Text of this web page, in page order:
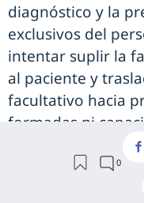
diagnóstico y la
exclusivos del
intentar suplir la
al paciente y
facultativo hacia
formadas ni
Evidentemente
médico es serio y
formativas y de